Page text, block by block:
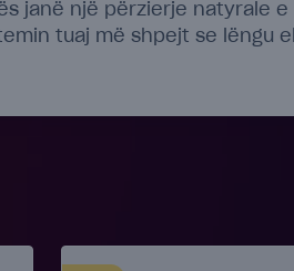
janë një përzierje natyrale
tuaj më shpejt se lëngu